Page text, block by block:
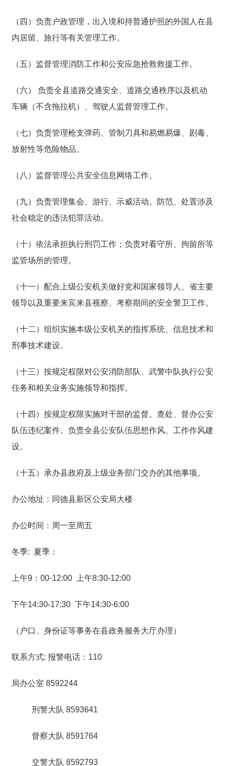
（四）负责户政管理，出入境和持普通护照的外国人在县
内居留、旅行等有关管理工作。
（五）监督管理消防工作和公安应急抢救救援工作。
（六） 负责全县道路交通安全、道路交通秩序以及机动
车辆（不含拖拉机）、驾驶人监督管理工作。
（七）负责管理枪支弹药、管制刀具和易燃易爆、剧毒、
放射性等危险物品。
（八）监督管理公共安全信息网络工作。
（九）负责管理集会、游行、示威活动。防范、处置涉及
社会稳定的违法犯罪活动。
（十）依法承担执行刑罚工作；负责对看守所、拘留所等
监管场所的管理。
（十一）配合上级公安机关做好党和国家领导人、省主要
领导以及重要来宾来县视察、考察期间的安全警卫工作。
（十二）组织实施本级公安机关的指挥系统、信息技术和
刑事技术建设。
（十三）按规定权限对公安消防部队、武警中队执行公安
任务和相关业务实施领导和指挥。
（十四）按规定权限实施对干部的监督。查处、督办公安
队伍违纪案件。负责全县公安队伍思想作风、工作作风建
设。
（十五）承办县政府及上级业务部门交办的其他事项。
办公地址：同德县新区公安局大楼
办公时间：周一至周五
冬季: 夏季：
上午9：00-12:00 上午8:30-12:00
下午14:30-17:30 下午14:30-6:00
（户口、身份证等事务在县政务服务大厅办理）
联系方式: 报警电话：110
局办公室 8592244
刑警大队 8593641
督察大队 8591764
交警大队 8592793